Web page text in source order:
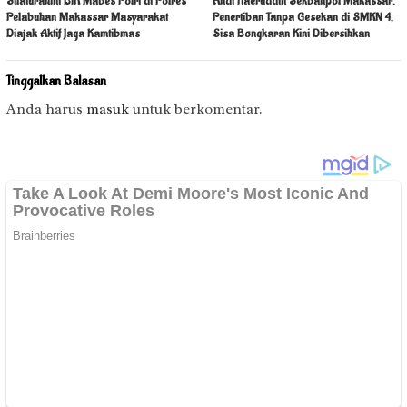
Pelabuhan Makassar Masyarakat
Diajak Aktif Jaga Kamtibmas
Penertiban Tanpa Gesekan di SMKN 4,
Sisa Bongkaran Kini Dibersihkan
Tinggalkan Balasan
Anda harus masuk untuk berkomentar.